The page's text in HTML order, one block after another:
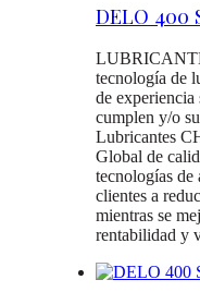
DELO 400
tecnología de
de
cumplen y/o
Lubricantes
Global de
tecnologías de
clientes a
mientras se
rentabilidad y